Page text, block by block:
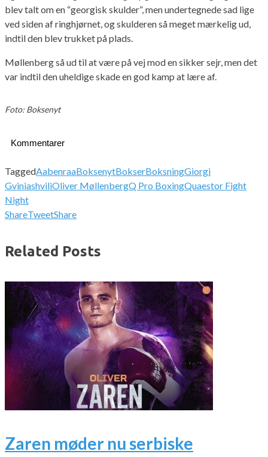
blev talt om en “georgisk skulder”, men undertegnede sad lige
ved siden af ringhjørnet, og skulderen så meget mærkelig ud,
indtil den blev trukket på plads.
Møllenberg så ud til at være på vej mod en sikker sejr, men det
var indtil den uheldige skade en god kamp at lære af.
Foto: Boksenyt
Kommentarer
TaggedAabenraaBoksenytBokserBoksningGiorgi
GviniashviliOliver MøllenbergQ Pro BoxingQuaestor Fight
Night
ShareTweetShare
Related Posts
Zaren møder nu serbiske